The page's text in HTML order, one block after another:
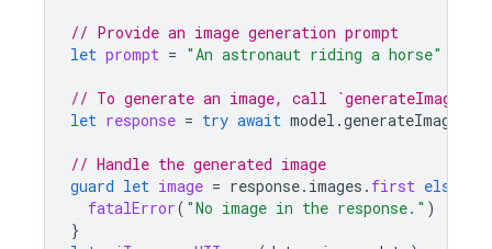
// Provide an image generation prompt
let prompt = "An astronaut riding a horse"
// To generate an image, call
let response = try await model .generateImages
// Handle the generated image
guard let image = response. images . first else
fatalError( "No image in the response." )
}